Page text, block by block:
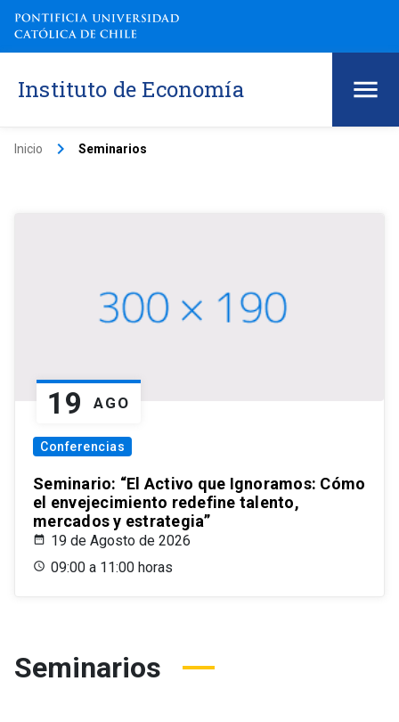
Instituto de Economía
Inicio keyboard_arrow_right Seminarios
19 AGO
Conferencias
Seminario: “El Activo que Ignoramos: Cómo
el envejecimiento redefine talento,
mercados y estrategia”
19 de Agosto de 2026
09:00 a 11:00 horas
Seminarios